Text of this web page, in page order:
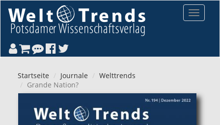
Toggle
Startseite Journale
Welttrends
Grande Nation?